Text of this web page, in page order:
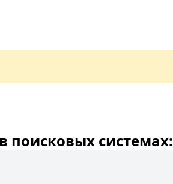
поисковых системах: